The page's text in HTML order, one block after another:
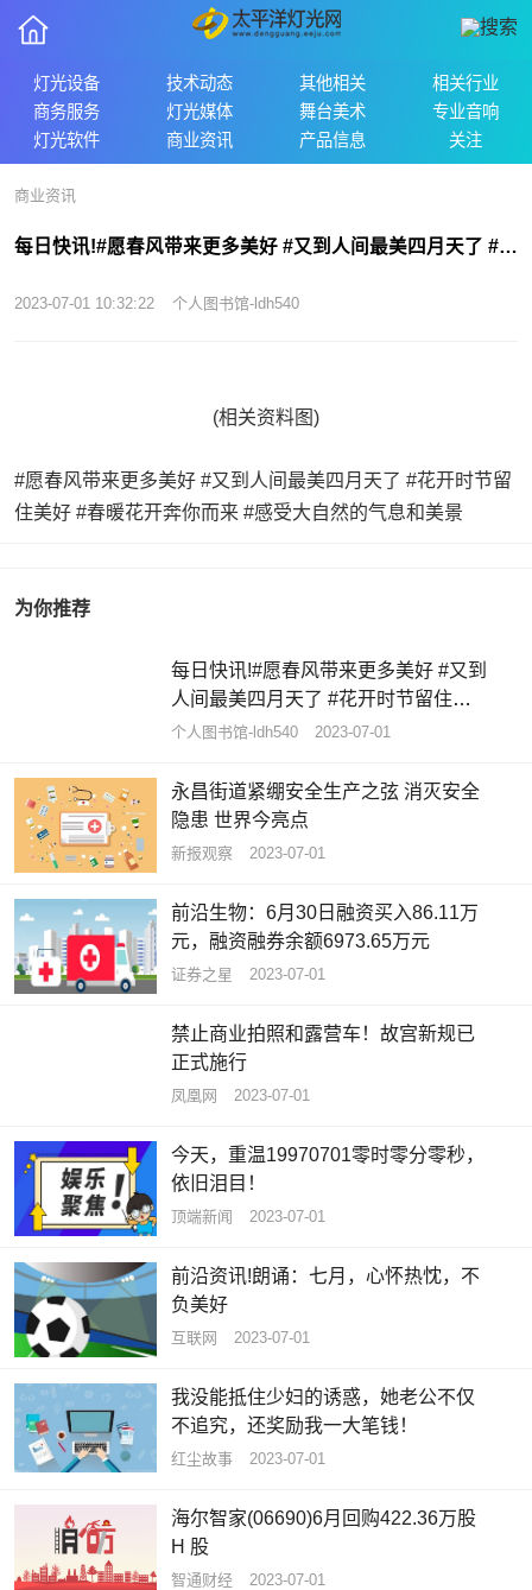
灯光设备 技术动态 其他相关
相关行业
商务服务
灯光媒体 舞台美术
专业音响
灯光软件
商业资讯 产品信息 关注
商业资讯
每日快讯!#愿春风带来更多美好 #又到人间最美四月天了 #花开时节留住美好 #春暖花...
2023-07-01 10:32:22 个人图书馆-ldh540
(相关资料图)
#愿春风带来更多美好 #又到人间最美四月天了 #花开时节留
住美好 #春暖花开奔你而来 #感受大自然的气息和美景
为你推荐
每日快讯!#愿春风带来更多美好 #又到
人间最美四月天了 #花开时节留住美
好 #春暖花...
个人图书馆-ldh540 2023-07-01
永昌街道紧绷安全生产之弦 消灭安全
隐患 世界今亮点
新报观察 2023-07-01
前沿生物：6月30日融资买入86.11万
元，融资融券余额6973.65万元
证券之星 2023-07-01
禁止商业拍照和露营车！故宫新规已
正式施行
凤凰网 2023-07-01
今天，重温19970701零时零分零秒，
依旧泪目！
顶端新闻 2023-07-01
前沿资讯!朗诵：七月，心怀热忱，不
负美好
互联网 2023-07-01
我没能抵住少妇的诱惑，她老公不仅
不追究，还奖励我一大笔钱！
红尘故事 2023-07-01
海尔智家(06690)6月回购422.36万股
H 股
智通财经 2023-07-01